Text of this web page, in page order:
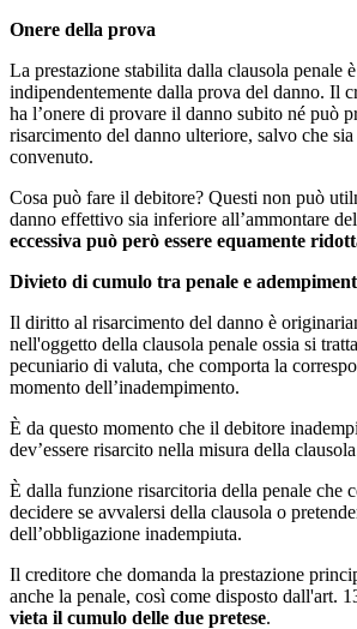
Onere della prova
La prestazione stabilita dalla clausola penale
indipendentemente dalla prova del danno. Il
ha l’onere di provare il danno subito né può
risarcimento del danno ulteriore, salvo che
convenuto.
Cosa può fare il debitore? Questi non può
danno effettivo sia inferiore all’ammontare
eccessiva può però essere equamente
Divieto di cumulo tra penale e
Il diritto al risarcimento del danno è
nell'oggetto della clausola penale ossia si
pecuniario di valuta, che comporta la
momento dell’inadempimento.
È da questo momento che il debitore
dev’essere risarcito nella misura della
È dalla funzione risarcitoria della penale che
decidere se avvalersi della clausola o
dell’obbligazione inadempiuta.
Il creditore che domanda la prestazione
anche la penale, così come disposto dall'art.
vieta il cumulo delle due pretese.